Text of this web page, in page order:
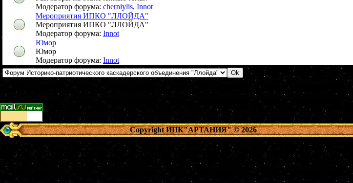
Модератор форума: cherniylis, Innot
Мероприятия ИПКО "ЛЛОЙДА"
Мероприятия ИПКО "ЛЛОЙДА"
Модератор форума: Innot
Юмор
Юмор
Модератор форума: Innot
Copyright ИПК"АРТАНИЯ"© 2026